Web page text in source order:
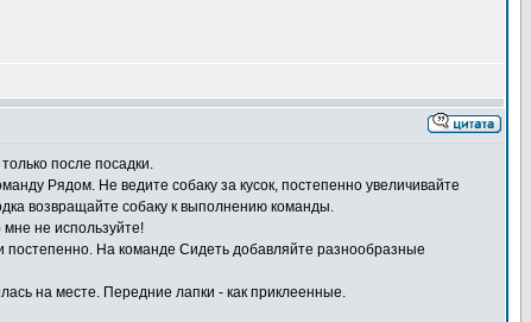
после посадки.
Рядом. Не ведите собаку за кусок, постепенно увеличивайте
возвращайте собаку к выполнению команды.
не используйте!
На команде Сидеть добавляйте разнообразные
на месте. Передние лапки - как приклеенные.